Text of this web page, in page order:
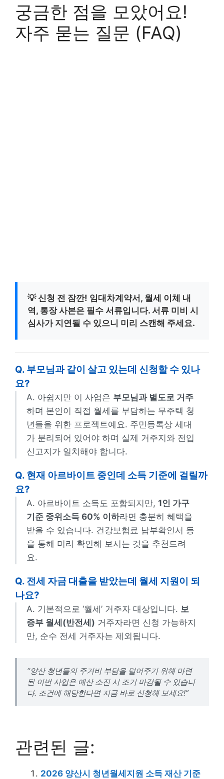
궁금한 점을 모았어요!
자주 묻는 질문 (FAQ)
💡 신청 전 잠깐! 임대차계약서, 월세 이체 내
역, 통장 사본은 필수 서류입니다. 서류 미비 시
심사가 지연될 수 있으니 미리 스캔해 주세요.
Q. 부모님과 같이 살고 있는데 신청할 수 있나
요?
A. 아쉽지만 이 사업은 부모님과 별도로 거주
하며 본인이 직접 월세를 부담하는 무주택 청
년들을 위한 프로젝트예요. 주민등록상 세대
가 분리되어 있어야 하며 실제 거주지와 전입
신고지가 일치해야 합니다.
Q. 현재 아르바이트 중인데 소득 기준에 걸릴까
요?
A. 아르바이트 소득도 포함되지만, 1인 가구
기준 중위소득 60% 이하라면 충분히 혜택을
받을 수 있습니다. 건강보험료 납부확인서 등
을 통해 미리 확인해 보시는 것을 추천드려
요.
Q. 전세 자금 대출을 받았는데 월세 지원이 되
나요?
A. 기본적으로 ‘월세’ 거주자 대상입니다. 보
증부 월세(반전세) 거주자라면 신청 가능하지
만, 순수 전세 거주자는 제외됩니다.
“양산 청년들의 주거비 부담을 덜어주기 위해 마련
된 이번 사업은 예산 소진 시 조기 마감될 수 있습니
다. 조건에 해당한다면 지금 바로 신청해 보세요!”
관련된 글:
2026 양산시 청년월세지원 소득 재산 기준